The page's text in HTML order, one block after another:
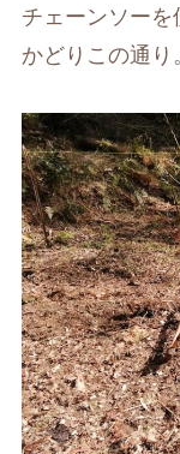
チェーンソー
かどりこの通り